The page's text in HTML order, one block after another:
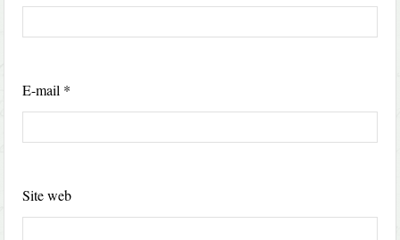
E-mail *
Site web